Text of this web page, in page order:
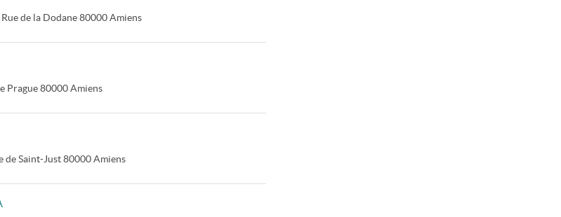
Rue de la Dodane 80000 Amiens
Prague80000 Amiens
de Saint-Just 80000 Amiens